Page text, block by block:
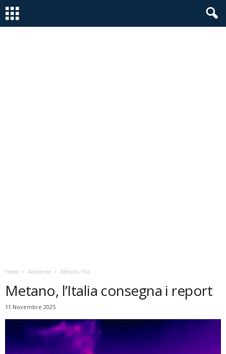
Home Ambiente Metano, l’Ita...
Metano, l’Italia consegna i report
11 Novembre 2025